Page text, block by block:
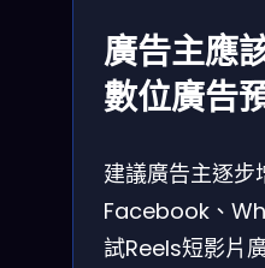
廣告主應
數位廣告
建議廣告主逐
Facebook、
試Reels短影片